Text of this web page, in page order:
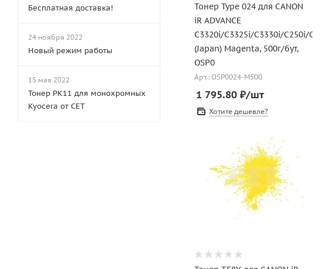
Тонер Type 024 для CANON
iR ADVANCE
C3320i/C3325i/C3330i/C250i/C350i
(Japan) Magenta, 500г/бут,
OSP0
Арт.: OSP0024-M500
1 795.80 ₽/шт
Хотите дешевле?
Бесплатная доставка!
24 ноября 2022
Новый режим работы
15 мая 2022
Тонер PK11 для монохромных
Kyocera от CET